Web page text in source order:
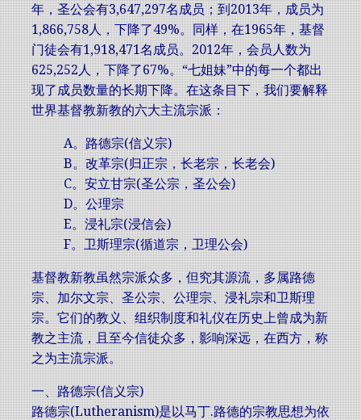
年，圣公会有3,647,297名成员；到2013年，成员为
1,866,758人，下降了49%。同样，在1965年，基督
门徒会有1,918,471名成员。2012年，会员人数为
625,252人，下降了67%。“七姐妹”中的每一个都出
现了成员数量的长期下降。在这条目下，我们要解释
世界基督教新教的六大主流宗派：
A。路德宗(信义宗)
B。改革宗(归正宗，长老宗，长老会)
C。安立甘宗(圣公宗，圣公会)
D。公理宗
E。浸礼宗(浸信会)
F。卫斯理宗(循道宗，卫理公会)
基督教新教虽然宗派众多，但究其源流，多属路德
宗、加尔文宗、圣公宗、公理宗、浸礼宗和卫斯理
宗。它们的教义、组织制度和礼仪在历史上曾成为新
教之主流，且至今信徒众多，影响深远，在西方，称
之为主流宗派。
一、路德宗(信义宗)
路德宗(Lutheranism)是以马丁.路德的宗教思想为依